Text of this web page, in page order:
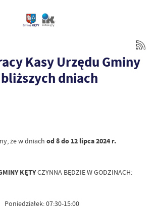
Kasy Urzędu Gminy
dniach
że w dniach od 8 do 12 lipca 2024 r.
KĘTYCZYNNA BĘDZIE W GODZINACH:
Poniedziałek: 07:30-15:00